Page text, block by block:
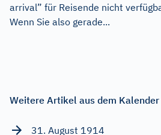
arrival” für Reisende nicht
Wenn Sie also gerade...
Weitere Artikel aus dem Kalender
31. August 1914